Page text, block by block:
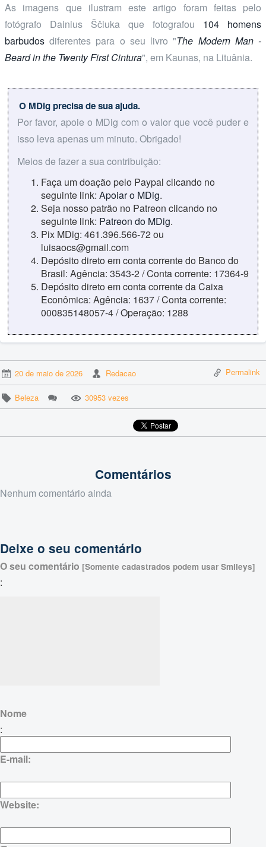
As imagens que ilustram este artigo foram feitas pelo
fotógrafo Dainius Ščiuka que fotografou 104 homens
barbudos diferentes para o seu livro "The Modern Man -
Beard in the Twenty First Cintura", em Kaunas, na Lituânia.
O MDig precisa de sua ajuda.
Por favor, apoie o MDig com o valor que você puder e
isso leva apenas um minuto. Obrigado!
Meios de fazer a sua contribuição:
Faça um doação pelo Paypal clicando no
seguinte link: Apoiar o MDig.
Seja nosso patrão no Patreon clicando no
seguinte link: Patreon do MDig.
Pix MDig: 461.396.566-72 ou
luisaocs@gmail.com
Depósito direto em conta corrente do Banco do
Brasil: Agência: 3543-2 / Conta corrente: 17364-9
Depósito direto em conta corrente da Caixa
Econômica: Agência: 1637 / Conta corrente:
000835148057-4 / Operação: 1288
20 de maio de 2026 Redacao Permalink
Beleza 30953 vezes
Comentários
Nenhum comentário ainda
Deixe o seu comentário
O seu comentário [Somente cadastrados podem usar Smileys]
:
Nome
:
E-mail:
Website: